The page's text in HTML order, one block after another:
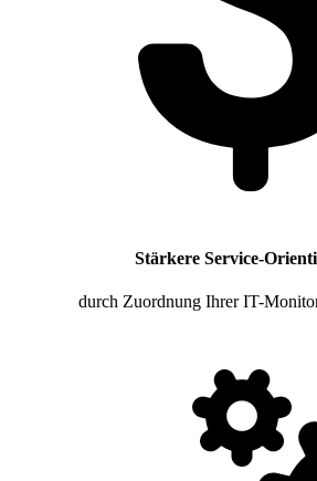
Stärkere Service-
durch Zuordnung Ihrer IT-